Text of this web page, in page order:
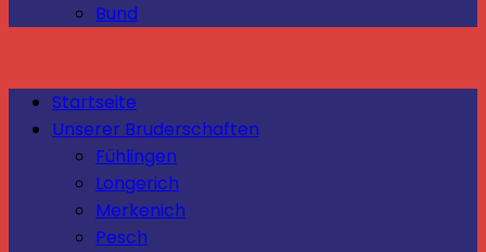
Bund
Startseite
Unserer Bruderschaften
Fühlingen
Longerich
Merkenich
Pesch